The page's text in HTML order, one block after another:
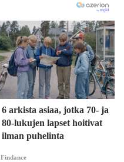
6 arkista asiaa, jotka 70- ja
80-lukujen lapset hoitivat
ilman puhelinta
Findance